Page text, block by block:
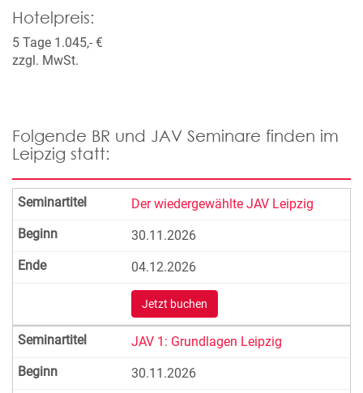
Hotelpreis:
5 Tage 1.045,- €
zzgl. MwSt.
Folgende BR und JAV Seminare finden im
Leipzig statt:
Der wiedergewählte JAV Leipzig
30.11.2026
04.12.2026
Jetzt buchen
JAV 1: Grundlagen Leipzig
30.11.2026